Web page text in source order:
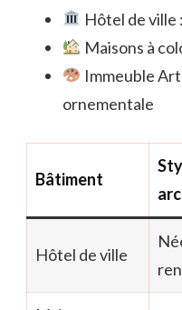
Hôtel de ville
Maisons à
Immeuble
ornementale
Bâtiment
Hôtel de ville